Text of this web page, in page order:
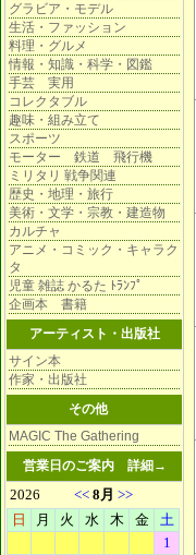
グラビア・モデル
生活・ファッション
料理・グルメ
情報・知識・科学・図鑑
手芸 実用
コレクタブル
趣味・組み立て
スポーツ
モーター 鉄道 飛行機
ミリタリ 戦争関連
歴史・地理・旅行
美術・文学・宗教・建造物
カルチャ
アニメ・コミック・キャラク
タ
児童 雑誌 かるた ﾄﾗﾝﾌﾟ
企画本 書籍
アーティスト・出版社
サイン本
作家・出版社
その他
MAGIC The Gathering
営業日のご案内 詳細→